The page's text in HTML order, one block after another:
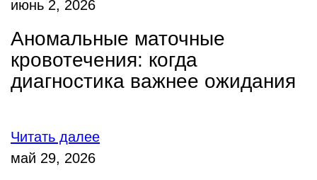
июнь 2, 2026
Аномальные маточные
кровотечения: когда
диагностика важнее ожидания
Читать далее
май 29, 2026